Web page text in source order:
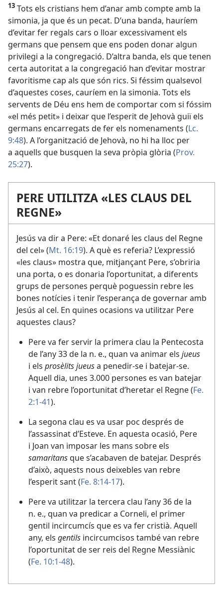
13 Tots els cristians hem d’anar amb compte amb la
simonia, ja que és un pecat. D’una banda, hauríem
d’evitar fer regals cars o lloar excessivament els
germans que pensem que ens poden donar algun
privilegi a la congregació. D’altra banda, els que tenen
certa autoritat a la congregació han d’evitar mostrar
favoritisme cap als que són rics. Si féssim qualsevol
d’aquestes coses, cauríem en la simonia. Tots els
servents de Déu ens hem de comportar com si fóssim
«el més petit» i deixar que l’esperit de Jehovà guiï els
germans encarregats de fer els nomenaments (Lc.
9:48). A l’organització de Jehovà, no hi ha lloc per
a aquells que busquen la seva pròpia glòria (Prov.
25:27).
PERE UTILITZA «LES CLAUS DEL
REGNE»
Jesús va dir a Pere: «Et donaré les claus del Regne
del cel» (Mt. 16:19). A què es referia? L’expressió
«les claus» mostra que, mitjançant Pere, s’obriria
una porta, o es donaria l’oportunitat, a diferents
grups de persones perquè poguessin rebre les
bones notícies i tenir l’esperança de governar amb
Jesús al cel. En quines ocasions va utilitzar Pere
aquestes claus?
Pere va fer servir la primera clau la Pentecosta
de l’any 33 de la n. e., quan va animar els jueus
i els prosèlits jueusa penedir-se i batejar-se.
Aquell dia, unes 3.000 persones es van batejar
i van rebre l’oportunitat d’heretar el Regne (Fe.
2:1-41).
La segona clau es va usar poc després de
l’assassinat d’Esteve. En aquesta ocasió, Pere
i Joan van imposar les mans sobre els
samaritansque s’acabaven de batejar. Després
d’això, aquests nous deixebles van rebre
l’esperit sant (Fe. 8:14-17).
Pere va utilitzar la tercera clau l’any 36 de la
n. e., quan va predicar a Corneli, el primer
gentil incircumcís que es va fer cristià. Aquell
any, els gentils incircumcisos també van rebre
l’oportunitat de ser reis del Regne Messiànic
(Fe. 10:1-48).